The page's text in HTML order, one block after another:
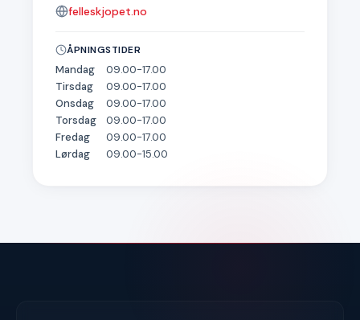
felleskjopet.no
ÅPNINGSTIDER
Mandag
09.00-17.00
Tirsdag
09.00-17.00
Onsdag
09.00-17.00
Torsdag
09.00-17.00
Fredag
09.00-17.00
Lørdag
09.00-15.00